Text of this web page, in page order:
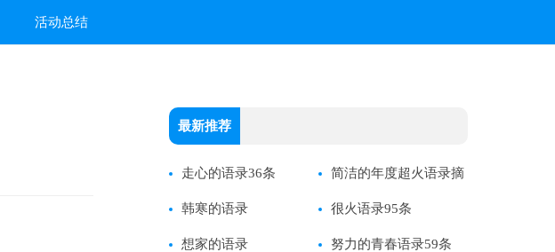
活动总结
最新推荐
走心的语录36条 简洁的年度超火语录摘
录
韩寒的语录 很火语录95条
想家的语录 努力的青春语录59条